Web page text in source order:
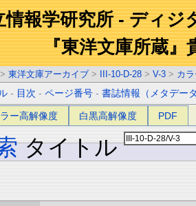
情報学研究所 - ディジ
『東洋文庫所蔵』
> 東洋文庫アーカイブ > III-10-D-28 > V-3 > カ
- 目次 -ページ番号 -書誌情報（メタデー
ー高解像度 白黒高解像度 PDF
タイトル